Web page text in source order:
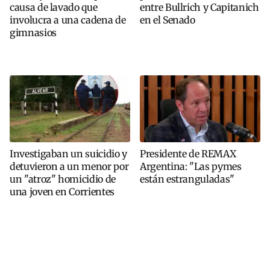
causa de lavado que
involucra a una cadena de
gimnasios
entre Bullrich y Capitanich
en el Senado
Investigaban un suicidio y
detuvieron a un menor por
un "atroz" homicidio de
una joven en Corrientes
Presidente de REMAX
Argentina: "Las pymes
están estranguladas"